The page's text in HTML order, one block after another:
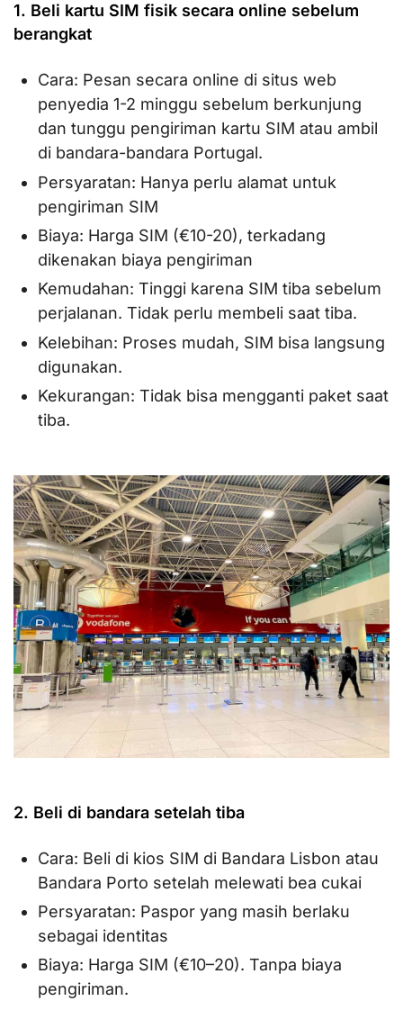
1. Beli kartu SIM fisik secara online sebelum
berangkat
Cara: Pesan secara online di situs web
penyedia 1-2 minggu sebelum berkunjung
dan tunggu pengiriman kartu SIM atau ambil
di bandara-bandara Portugal.
Persyaratan: Hanya perlu alamat untuk
pengiriman SIM
Biaya: Harga SIM (€10-20), terkadang
dikenakan biaya pengiriman
Kemudahan: Tinggi karena SIM tiba sebelum
perjalanan. Tidak perlu membeli saat tiba.
Kelebihan: Proses mudah, SIM bisa langsung
digunakan.
Kekurangan: Tidak bisa mengganti paket saat
tiba.
2. Beli di bandara setelah tiba
Cara: Beli di kios SIM di Bandara Lisbon atau
Bandara Porto setelah melewati bea cukai
Persyaratan: Paspor yang masih berlaku
sebagai identitas
Biaya: Harga SIM (€10–20). Tanpa biaya
pengiriman.